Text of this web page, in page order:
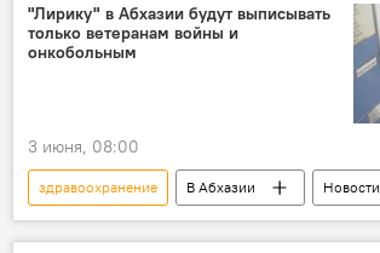
"Лирику" в Абхазии будут выписывать
только ветеранам войны и
онкобольным
3 июня, 08:00
здравоохранение В Абхазии
Новости
Абхазия